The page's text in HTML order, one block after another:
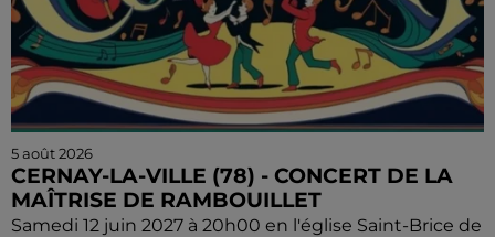
5 août 2026
CERNAY-LA-VILLE (78) - CONCERT DE LA
MAÎTRISE DE RAMBOUILLET
Samedi 12 juin 2027 à 20h00 en l'église Saint-Brice de